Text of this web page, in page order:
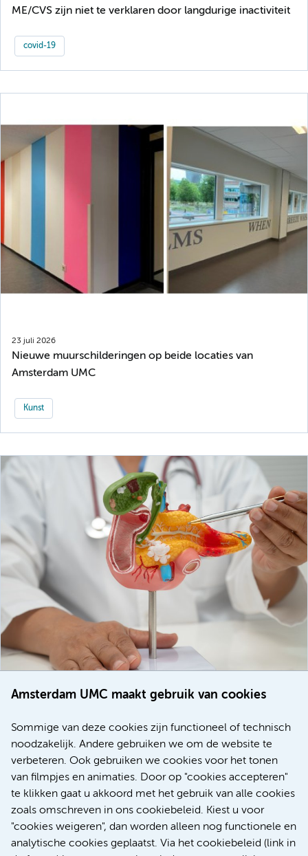
Amsterdam UMC maakt gebruik van cookies
Sommige van deze cookies zijn functioneel of technisch
noodzakelijk. Andere gebruiken we om de website te
verbeteren. Ook gebruiken we cookies voor het tonen
van filmpjes en animaties. Door op "cookies accepteren"
te klikken gaat u akkoord met het gebruik van alle cookies
zoals omschreven in ons cookiebeleid. Kiest u voor
"cookies weigeren", dan worden alleen nog functionele en
analytische cookies geplaatst. Via het cookiebeleid (link in
ME/CVS zijn niet te verklaren door langdurige inactiviteit
covid-19
23 juli 2026
Nieuwe muurschilderingen op beide locaties van
Amsterdam UMC
Kunst
voor patiënten met alvleesklierkanker verbeteren
Meer